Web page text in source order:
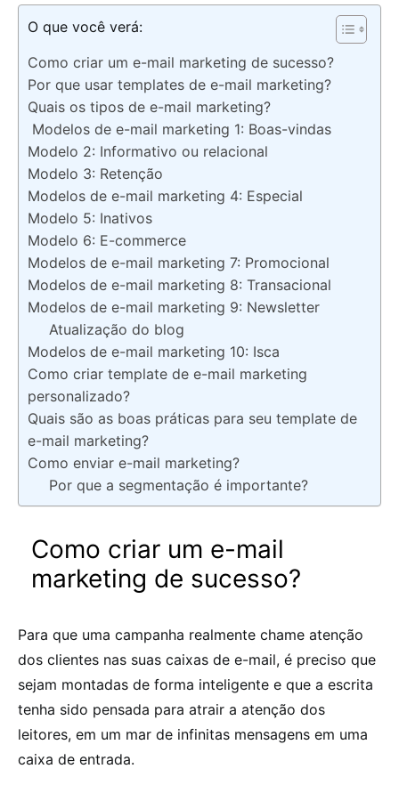
O que você verá:
Como criar um e-mail marketing de sucesso?
Por que usar templates de e-mail marketing?
Quais os tipos de e-mail marketing?
Modelos de e-mail marketing 1: Boas-vindas
Modelo 2: Informativo ou relacional
Modelo 3: Retenção
Modelos de e-mail marketing 4: Especial
Modelo 5: Inativos
Modelo 6: E-commerce
Modelos de e-mail marketing 7: Promocional
Modelos de e-mail marketing 8: Transacional
Modelos de e-mail marketing 9: Newsletter
Atualização do blog
Modelos de e-mail marketing 10: Isca
Como criar template de e-mail marketing
personalizado?
Quais são as boas práticas para seu template de
e-mail marketing?
Como enviar e-mail marketing?
Por que a segmentação é importante?
Como criar um e-mail
marketing de sucesso?
Para que uma campanha realmente chame atenção
dos clientes nas suas caixas de e-mail, é preciso que
sejam montadas de forma inteligente e que a escrita
tenha sido pensada para atrair a atenção dos
leitores, em um mar de infinitas mensagens em uma
caixa de entrada.